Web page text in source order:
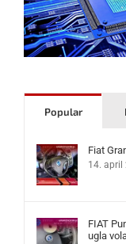
Popular
Fiat
14. april
FIAT
ugla